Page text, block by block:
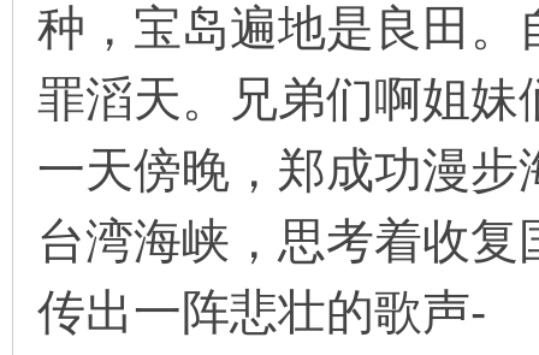
种，宝岛遍地是良田
罪滔天。兄弟们啊姐
一天傍晚，郑成功漫
台湾海峡，思考着收
传出一阵悲壮的歌声-